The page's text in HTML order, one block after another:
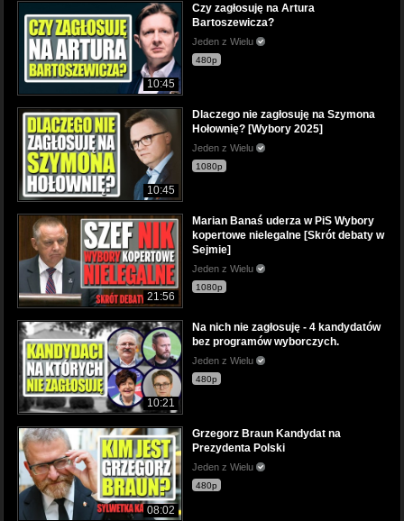
10:45
Czy zagłosuję na Artura
Bartoszewicza?
Jeden z Wielu
480p
10:45
Dlaczego nie zagłosuję na Szymona
Hołownię? [Wybory 2025]
Jeden z Wielu
1080p
21:56
Marian Banaś uderza w PiS Wybory
kopertowe nielegalne [Skrót debaty w
Sejmie]
Jeden z Wielu
1080p
10:21
Na nich nie zagłosuję - 4 kandydatów
bez programów wyborczych.
Jeden z Wielu
480p
08:02
Grzegorz Braun Kandydat na
Prezydenta Polski
Jeden z Wielu
480p